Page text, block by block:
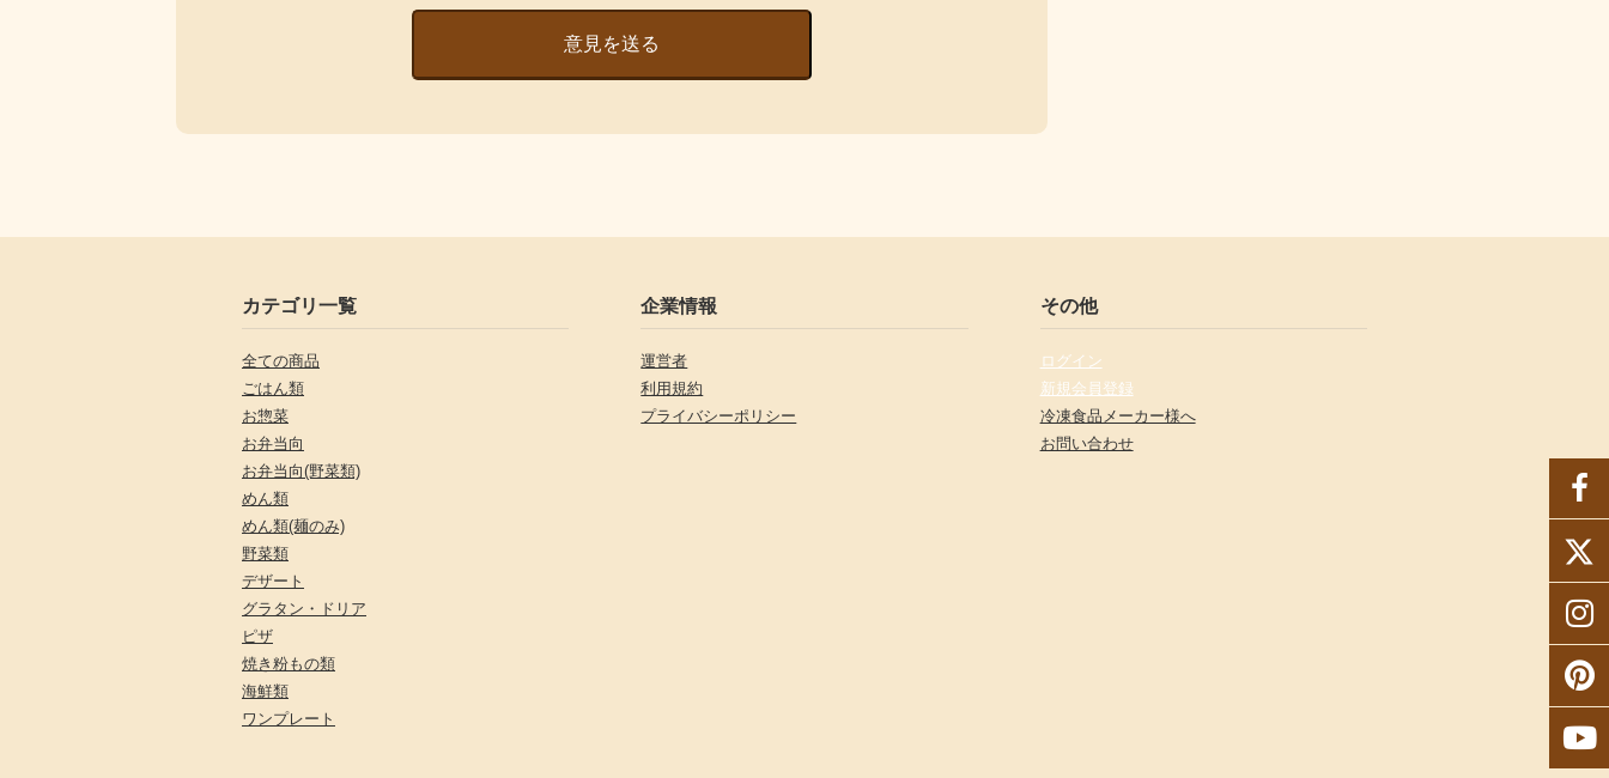
意見を送る
カテゴリ一覧
全ての商品
ごはん類
お惣菜
お弁当向
お弁当向(野菜類)
めん類
めん類(麺のみ)
野菜類
デザート
グラタン・ドリア
ピザ
焼き粉もの類
海鮮類
ワンプレート
企業情報
運営者
利用規約
プライバシーポリシー
その他
ログイン
新規会員登録
冷凍食品メーカー様へ
お問い合わせ